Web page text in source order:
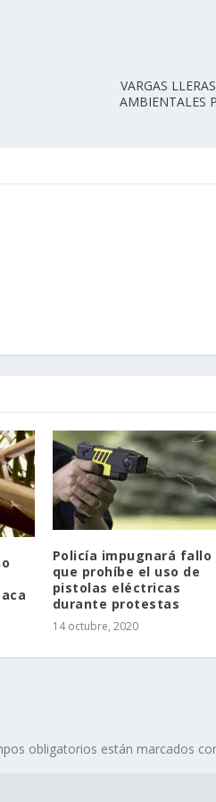
VARGAS
AMBIENTALES
Policía impugnará fallo
que prohíbe el uso de
pistolas eléctricas
durante protestas
14 octubre, 2020
obligatorios están marcados